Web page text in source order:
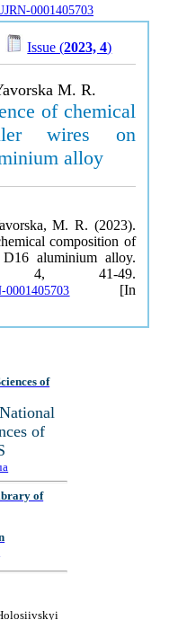
0001405703
Issue (2023, 4)
M. R.
of chemical
wires on
alloy
M. R. (2023).
composition of
aluminium alloy.
41-49.
0001405703 [In
of
of
of